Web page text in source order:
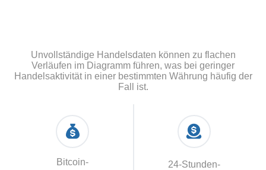
Unvollständige Handelsdaten können zu flachen
Verläufen im Diagramm führen, was bei geringer
Handelsaktivität in einer bestimmten Währung häufig der
Fall ist.
Bitcoin-
24-Stunden-